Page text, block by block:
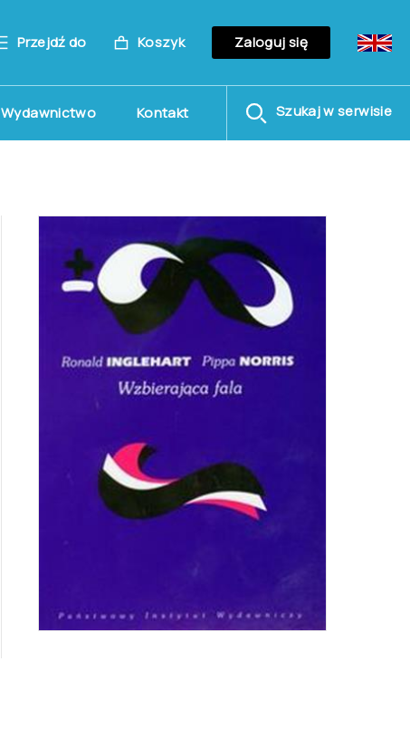
Przejdź do Koszyk Zaloguj się
Wydawnictwo Kontakt Szukaj w serwisie